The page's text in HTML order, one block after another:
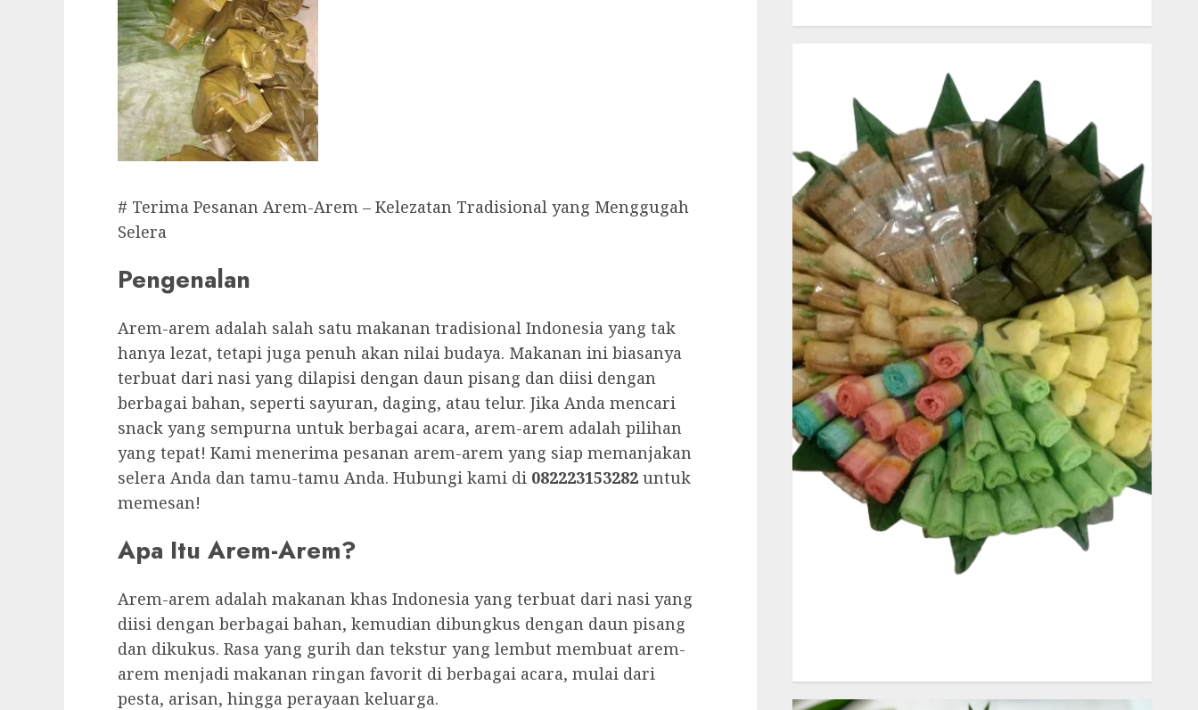
# Terima Pesanan Arem-Arem – Kelezatan Tradisional yang Menggugah
Selera
Pengenalan
Arem-arem adalah salah satu makanan tradisional Indonesia yang tak
hanya lezat, tetapi juga penuh akan nilai budaya. Makanan ini biasanya
terbuat dari nasi yang dilapisi dengan daun pisang dan diisi dengan
berbagai bahan, seperti sayuran, daging, atau telur. Jika Anda mencari
snack yang sempurna untuk berbagai acara, arem-arem adalah pilihan
yang tepat! Kami menerima pesanan arem-arem yang siap memanjakan
selera Anda dan tamu-tamu Anda. Hubungi kami di 082223153282 untuk
memesan!
Apa Itu Arem-Arem?
Arem-arem adalah makanan khas Indonesia yang terbuat dari nasi yang
diisi dengan berbagai bahan, kemudian dibungkus dengan daun pisang
dan dikukus. Rasa yang gurih dan tekstur yang lembut membuat arem-
arem menjadi makanan ringan favorit di berbagai acara, mulai dari
pesta, arisan, hingga perayaan keluarga.